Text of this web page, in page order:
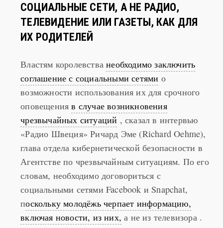
ДЛЯ МОЛОДЁЖИ ШВЕЦИИ –
СОЦИАЛЬНЫЕ СЕТИ, А НЕ РАДИО,
ТЕЛЕВИДЕНИЕ ИЛИ ГАЗЕТЫ, КАК ДЛЯ
Властям королевстванеобходимо заключить
соглашение с социальными сетямио
возможности использования их для срочного
оповещенияв случае возникновения
чрезвычайных ситуаций, сказал в интервью
«Радио Швеция» Ричард Эме (Richard Oehme),
глава отдела кибернетической безопасности в
Агентстве по чрезвычайным ситуациям. По его
словам, необходимо договориться с
социальными сетями Facebook и Snapchat,
поскольку молодёжь черпает информацию,